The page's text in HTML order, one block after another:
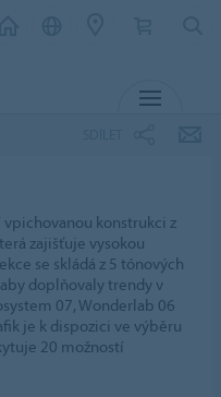
konstrukci z
zajišťuje vysokou
se skládá z 5 tónových
doplňovaly trendy v
07, Wonderlab 06
je k dispozici ve výběru
20 možností